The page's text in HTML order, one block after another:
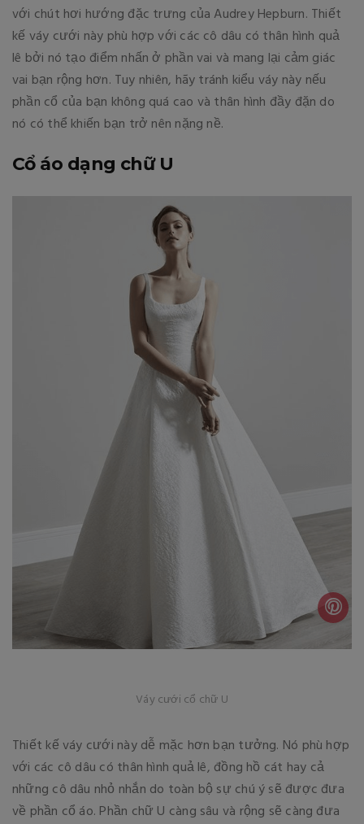
với chút hơi hướng đặc trưng của Audrey Hepburn. Thiết
kế váy cưới này phù hợp với các cô dâu có thân hình quả
lê bởi nó tạo điểm nhấn ở phần vai và mang lại cảm giác
vai bạn rộng hơn. Tuy nhiên, hãy tránh kiểu váy này nếu
phần cổ của bạn không quá cao và thân hình đầy đặn do
nó có thể khiến bạn trở nên nặng nề.
Cổ áo dạng chữ U
Váy cưới cổ chữ U
Thiết kế váy cưới này dễ mặc hơn bạn tưởng. Nó phù hợp
với các cô dâu có thân hình quả lê, đồng hồ cát hay cả
những cô dâu nhỏ nhắn do toàn bộ sự chú ý sẽ được đưa
về phần cổ áo. Phần chữ U càng sâu và rộng sẽ càng đưa